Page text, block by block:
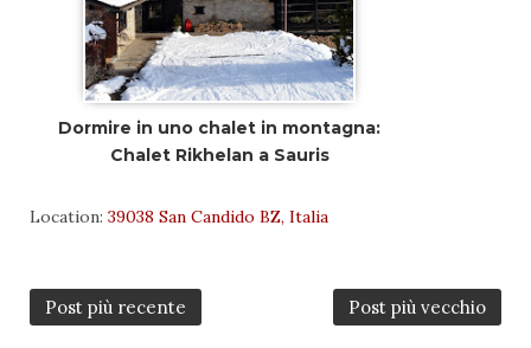
Dormire in uno chalet in montagna:
Chalet Rikhelan a Sauris
Location: 39038 San Candido BZ, Italia
Post più recente Post più vecchio